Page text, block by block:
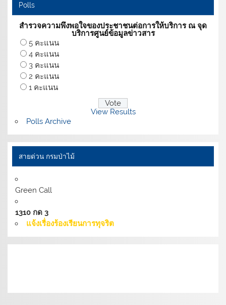
Polls
สำรวจความพึงพอใจของประชาชนต่อการให้บริการ ณ จุด
บริการศูนย์ข้อมูลข่าวสาร
5 คะแนน
4 คะแนน
3 คะแนน
2 คะแนน
1 คะแนน
View Results
Polls Archive
สายด่วน กรมป่าไม้
Green Call
1310 กด 3
แจ้งเรื่องร้องเรียนการทุจริต